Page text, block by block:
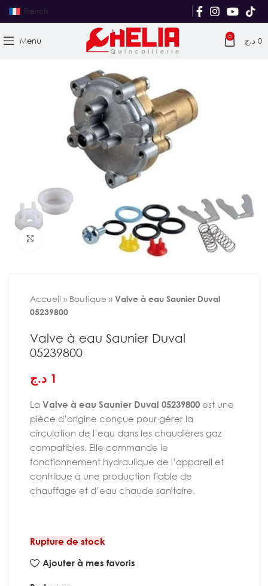
French
Menu 0 0 د.ج
Accueil » Boutique » Valve à eau Saunier Duval
05239800
Valve à eau Saunier Duval
05239800
1 د.ج
La Valve à eau Saunier Duval 05239800 est une
pièce d’origine conçue pour gérer la
circulation de l’eau dans les chaudières gaz
compatibles. Elle commande le
fonctionnement hydraulique de l’appareil et
contribue à une production fiable de
chauffage et d’eau chaude sanitaire.
Rupture de stock
Ajouter à mes favoris